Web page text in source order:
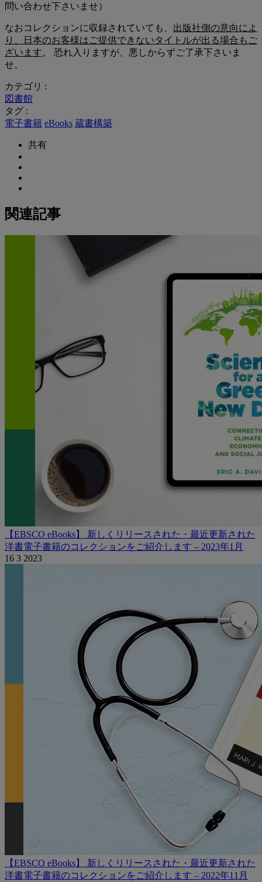
問い合わせ下さいませ）
なおコレクションに収録されていても、 出版社側の意向によ
り、日本のお客様はご提供できないタイトルが出る場合もご
ざいます。 恐れ入りますが、悪しからずご了承下さいま
せ。
カテゴリ :
図書館
タグ :
電子書籍 eBooks 蔵書構築
共有
関連記事
【EBSCO eBooks】 新しくリリースされた・最近更新された
洋書電子書籍のコレクションをご紹介します – 2023年1月
16 3 2023
【EBSCO eBooks】 新しくリリースされた・最近更新された
洋書電子書籍のコレクションをご紹介します – 2022年11月